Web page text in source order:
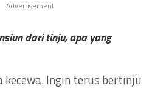
Advertisement
dari tinju, apa yang
kecewa. Ingin terus bertinju